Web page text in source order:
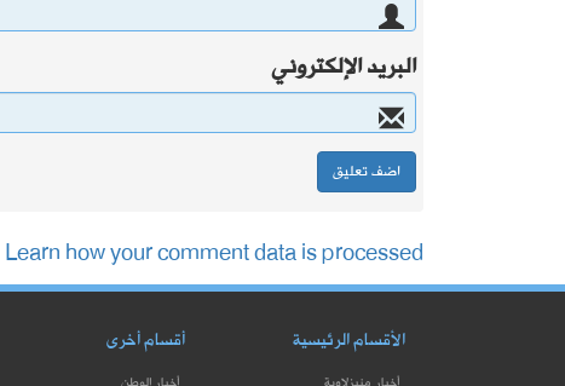
البريد الإلكتروني
Learn how your comment data is processed.
الأقسام الرئيسية أقسام أخرى